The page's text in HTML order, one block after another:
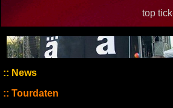
top
News
Tourdaten